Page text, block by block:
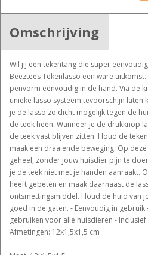
Omschrijving
Wil jij een tekentang die super
Beeztees Tekenlasso een ware
penvorm eenvoudig in de hand. Via de
unieke lasso systeem tevoorschijn
je de lasso zo dicht mogelijk tegen de
de teek heen. Wanneer je de drukknop
de teek vast blijven zitten. Houd de
maak een draaiende beweging. Op
geheel, zonder jouw huisdier pijn te
je de teek niet met je handen aanraakt.
heeft gebeten en maak daarnaast de
ontsmettingsmiddel. Houd de huid van
goed in de gaten. - Eenvoudig in
gebruiken voor alle huisdieren -
Afmetingen: 12x1,5x1,5 cm